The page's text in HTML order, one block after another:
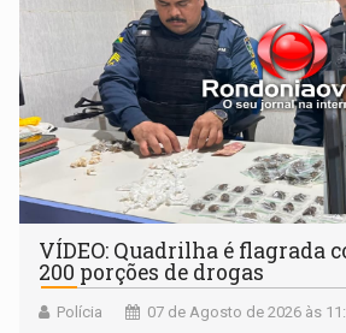
VÍDEO: Quadrilha é flagrada
200 porções de drogas
Polícia 07 de Agosto de 2026 às